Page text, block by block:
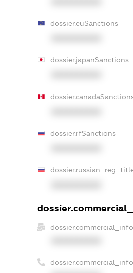
dossier.euSanctions
dossier.japanSanctions
dossier.rfSanctions